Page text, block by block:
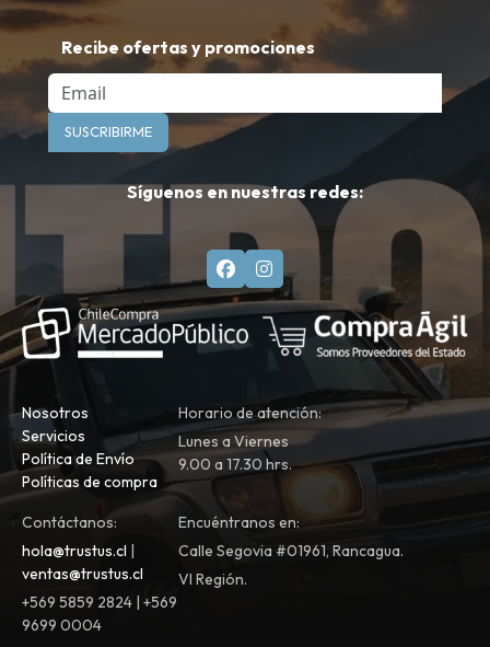
Recibe ofertas y promociones
Email
SUSCRIBIRME
Síguenos en nuestras redes:
Nosotros
Servicios
Política de Envío
Políticas de compra
Horario de atención:
Lunes a Viernes
9.00 a 17.30 hrs.
Contáctanos:
hola@trustus.cl |
ventas@trustus.cl
+569 5859 2824 | +569
9699 0004
Encuéntranos en:
Calle Segovia #01961, Rancagua.
VI Región.